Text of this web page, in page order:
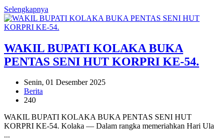
Selengkapnya
WAKIL BUPATI KOLAKA BUKA
PENTAS SENI HUT KORPRI KE-54.
Senin, 01 Desember 2025
Berita
240
WAKIL BUPATI KOLAKA BUKA PENTAS SENI HUT
KORPRI KE-54. Kolaka — Dalam rangka memeriahkan Hari Ula
...